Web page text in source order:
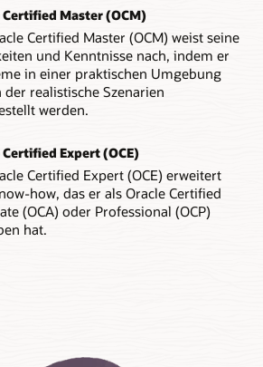
Certified Master (OCM)
Certified Master (OCM) weist seine
und Kenntnisse nach, indem er
in einer praktischen Umgebung
der realistische Szenarien
werden.
Certified Expert (OCE)
Certified Expert (OCE) erweitert
how, das er als Oracle Certified
(OCA) oder Professional (OCP)
hat.